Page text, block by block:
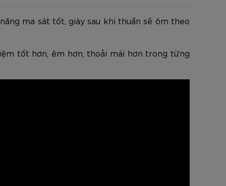
ma sát tốt, giày sau khi thuần sẽ ôm theo
tốt hơn, êm hơn, thoải mái hơn trong từng